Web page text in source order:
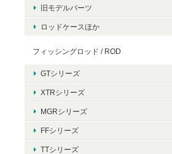
旧モデルパーツ
ロッドケースほか
フィッシングロッド / ROD
GTシリーズ
XTRシリーズ
MGRシリーズ
FFシリーズ
TTシリーズ